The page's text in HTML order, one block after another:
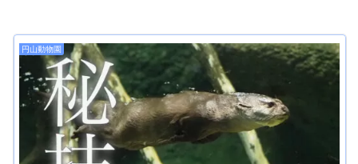
円山動物園